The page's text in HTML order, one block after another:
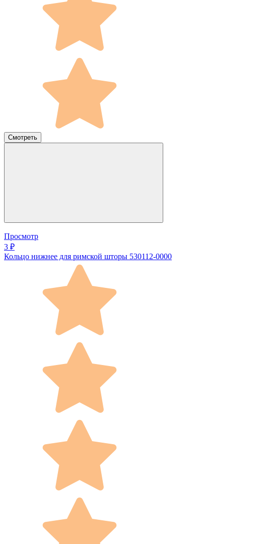
Смотреть
Просмотр
3 ₽
Кольцо нижнее для римской шторы 530112-0000